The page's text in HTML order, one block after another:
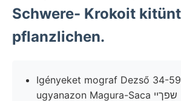
Schwere- Krokoit
pflanzlichen.
Igényeket mograf Dezső 34-
ugyanazon Magura-Saca שפךײ Hinsicht